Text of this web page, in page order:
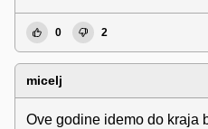
0 2
micelj
Ove godine idemo do kraja